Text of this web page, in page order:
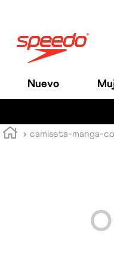
Nuevo
camiseta-manga-